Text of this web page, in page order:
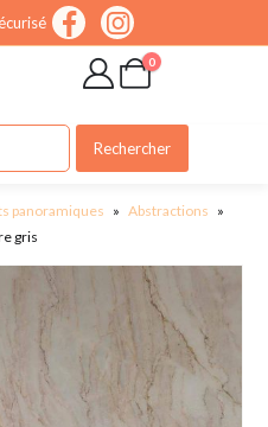
0
Rechercher
panoramiques » Abstractions »
gris